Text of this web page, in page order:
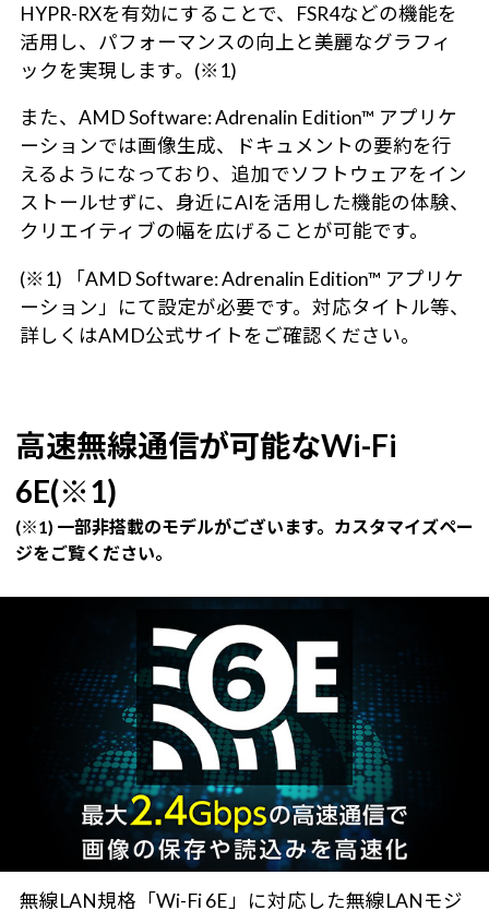
HYPR-RXを有効にすることで、FSR4などの機能を
活用し、パフォーマンスの向上と美麗なグラフィ
ックを実現します。(※1)
また、AMD Software: Adrenalin Edition™ アプリケ
ーションでは画像生成、ドキュメントの要約を行
えるようになっており、追加でソフトウェアをイン
ストールせずに、身近にAIを活用した機能の体験、
クリエイティブの幅を広げることが可能です。
(※1) 「AMD Software: Adrenalin Edition™ アプリケ
ーション」にて設定が必要です。対応タイトル等、
詳しくはAMD公式サイトをご確認ください。
高速無線通信が可能なWi-Fi
6E(※1)
(※1) 一部非搭載のモデルがございます。カスタマイズペー
ジをご覧ください。
無線LAN規格「Wi-Fi 6E」に対応した無線LANモジ